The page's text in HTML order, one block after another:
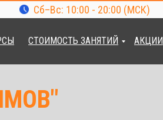
СТОИМОСТЬ ЗАНЯТИЙ АКЦИИ
Сб–Вс: 10:00 - 20:00 (МСК)
"